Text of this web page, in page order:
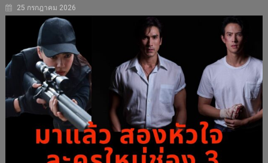
25 กรกฎาคม 2026